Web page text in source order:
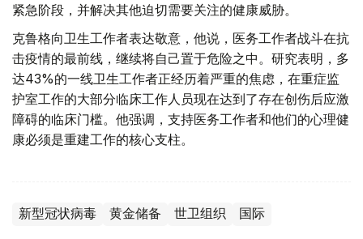
紧急阶段，并解决其他迫切需要关注的健康威胁。
克鲁格向卫生工作者表达敬意，他说，医务工作者战斗在抗
击疫情的最前线，继续将自己置于危险之中。研究表明，多
达43%的一线卫生工作者正经历着严重的焦虑，在重症监
护室工作的大部分临床工作人员现在达到了存在创伤后应激
障碍的临床门槛。他强调，支持医务工作者和他们的心理健
康必须是重建工作的核心支柱。
新型冠状病毒 黄金储备 世卫组织 国际